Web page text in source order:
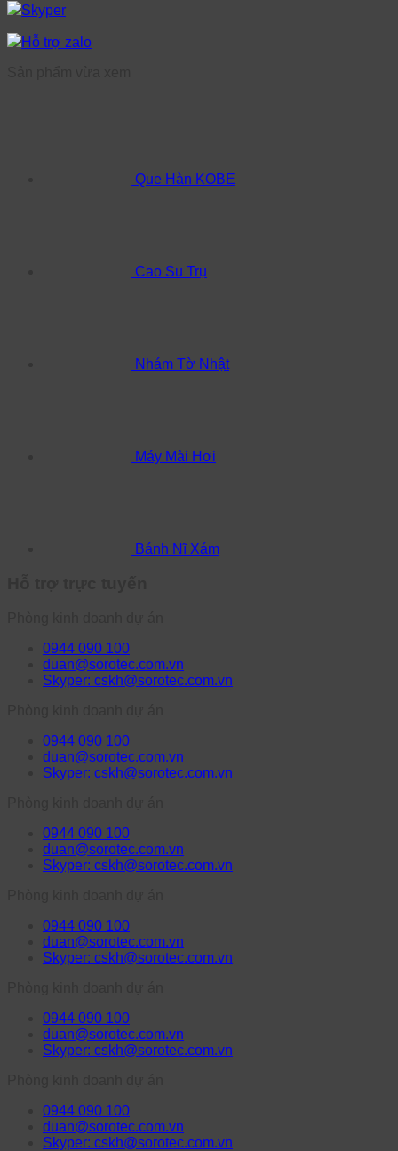
Skyper
Hỗ trợ zalo
Que Hàn KOBE
Cao Su Trụ
Nhám Tờ Nhật
Máy Mài Hơi
Bánh Nĩ Xám
0944 090 100
duan@sorotec.com.vn
Skyper: cskh@sorotec.com.vn
0944 090 100
duan@sorotec.com.vn
Skyper: cskh@sorotec.com.vn
0944 090 100
duan@sorotec.com.vn
Skyper: cskh@sorotec.com.vn
0944 090 100
duan@sorotec.com.vn
Skyper: cskh@sorotec.com.vn
0944 090 100
duan@sorotec.com.vn
Skyper: cskh@sorotec.com.vn
0944 090 100
duan@sorotec.com.vn
Skyper: cskh@sorotec.com.vn